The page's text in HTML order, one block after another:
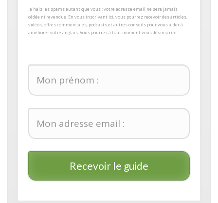
​Je hais les spams autant que vous : votre adresse email ne sera jamais
cédée ni revendue. En vous inscrivant ici, vous pourrez recevoir des articles,
vidéos, offres commerciales, podcasts et autres conseils pour ​vous aider à
améliorer votre anglais. Vous pourrez à tout moment vous désinscrire.
Recevoir le guide